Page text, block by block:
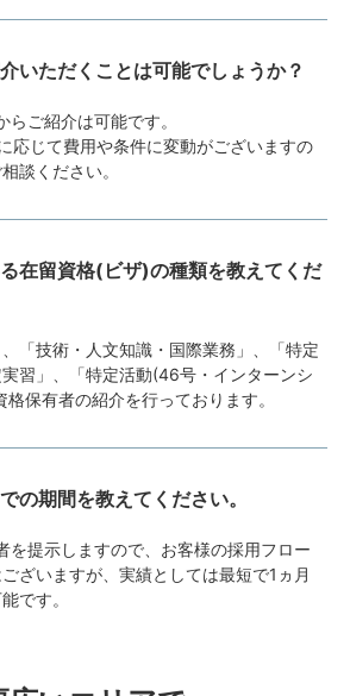
いただくことは可能でしょうか？
らご紹介は可能です。
応じて費用や条件に変動がございますの
談ください。
在留資格(ビザ)の種類を教えてくだ
、「技術・人文知識・国際業務」、「特定
習」、「特定活動(46号・インターンシ
格保有者の紹介を行っております。
の期間を教えてください。
を提示しますので、お客様の採用フロー
ざいますが、実績としては最短で1ヵ月
です。